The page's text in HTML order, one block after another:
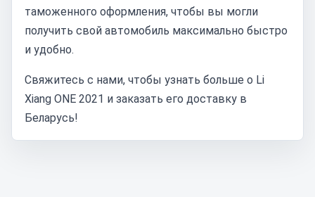
таможенного оформления, чтобы вы могли
получить свой автомобиль максимально быстро
и удобно.
Свяжитесь с нами, чтобы узнать больше о Li
Xiang ONE 2021 и заказать его доставку в
Беларусь!